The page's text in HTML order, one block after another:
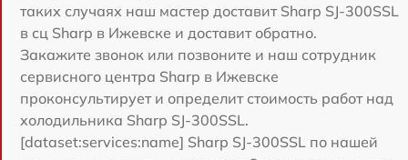
таких случаях наш мастер доставит Sharp SJ-300SSL
в сц Sharp в Ижевске и доставит обратно.
Закажите звонок или позвоните и наш сотрудник
сервисного центра Sharp в Ижевске
проконсультирует и определит стоимость работ над
холодильника Sharp SJ-300SSL.
[dataset:services:name] Sharp SJ-300SSL по нашей